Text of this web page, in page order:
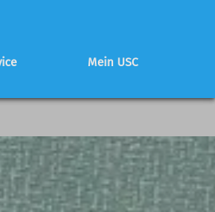
Programmheft
Programmheft
werden
Mein USC